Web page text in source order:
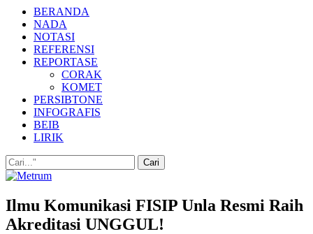
BERANDA
NADA
NOTASI
REFERENSI
REPORTASE
CORAK
KOMET
PERSIBTONE
INFOGRAFIS
BEIB
LIRIK
Ilmu Komunikasi FISIP Unla Resmi Raih
Akreditasi UNGGUL!